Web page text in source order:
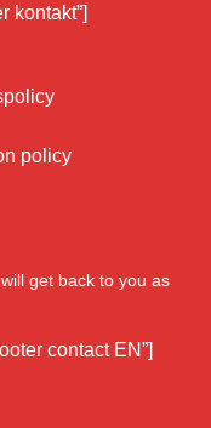
kontakt”]
policy
get back to you as
contact EN”]